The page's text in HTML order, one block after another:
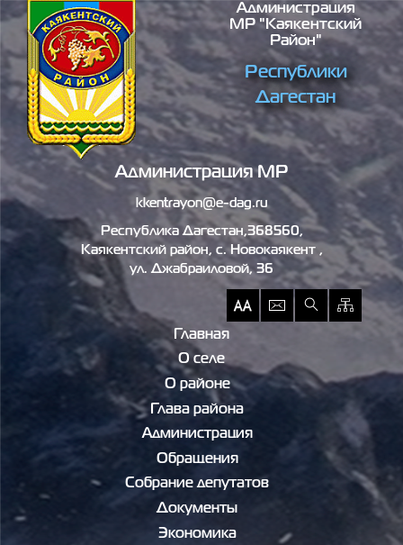
Перейти к основному содержаниюАдминистрация
МР "Каякентский
Район"
Республики
Дагестан
Администрация МР
kkentrayon@e-dag.ru
Республика Дагестан,368560,
Каякентский район, c. Новокаякент ,
ул. Джабраиловой, 36
Главная
О селе
О районе
Глава района
Администрация
Обращения
Собрание депутатов
Документы
Экономика